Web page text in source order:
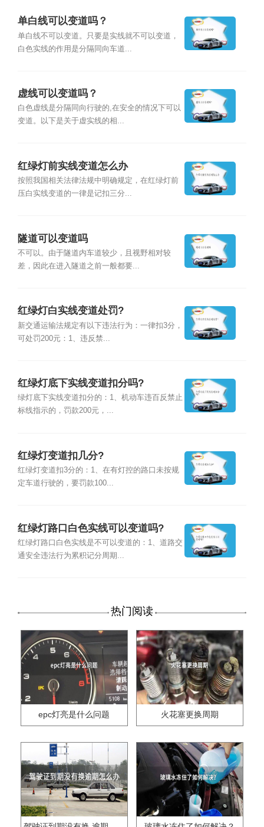
单白线可以变道吗？
单白线不可以变道。只要是实线就不可以变道，
白色实线的作用是分隔同向车道...
虚线可以变道吗？
白色虚线是分隔同向行驶的,在安全的情况下可以
变道。以下是关于虚实线的相...
红绿灯前实线变道怎么办
按照我国相关法律法规中明确规定，在红绿灯前
压白实线变道的一律是记扣三分...
隧道可以变道吗
不可以。由于隧道内车道较少，且视野相对较
差，因此在进入隧道之前一般都要...
红绿灯白实线变道处罚?
新交通运输法规定有以下违法行为：一律扣3分，
可处罚200元：1、违反禁...
红绿灯底下实线变道扣分吗?
绿灯底下实线变道扣分的：1、机动车违百反禁止
标线指示的，罚款200元，...
红绿灯变道扣几分?
红绿灯变道扣3分的：1、在有灯控的路口未按规
定车道行驶的，要罚款100...
红绿灯路口白色实线可以变道吗?
红绿灯路口白色实线是不可以变道的：1、道路交
通安全违法行为累积记分周期...
热门阅读
epc灯亮是什么问题 火花塞更换周期